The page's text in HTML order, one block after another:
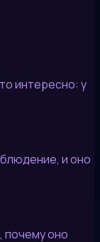
интересно: у
и оно
почему оно